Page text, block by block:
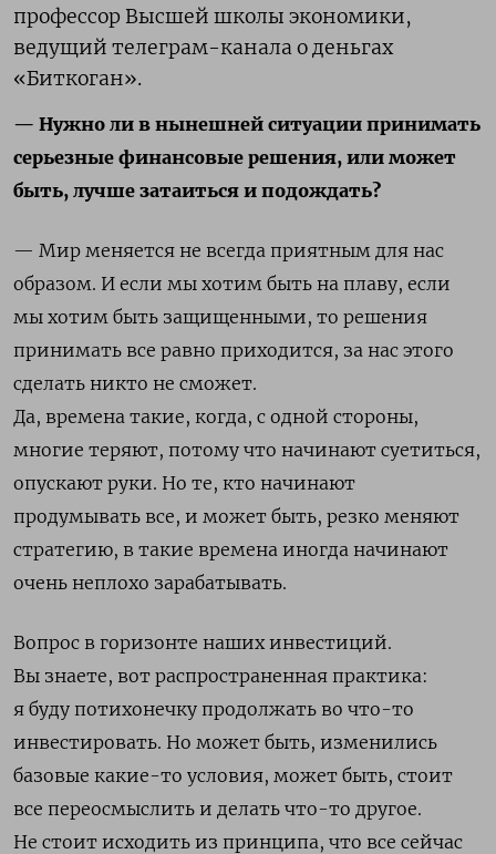
профессор Высшей школы экономики,
ведущий телеграм-канала о деньгах
«Биткоган».
— Нужно ли в нынешней ситуации принимать
серьезные финансовые решения, или может
быть, лучше затаиться и подождать?
— Мир меняется не всегда приятным для нас
образом. И если мы хотим быть на плаву, если
мы хотим быть защищенными, то решения
принимать все равно приходится, за нас этого
сделать никто не сможет.
Да, времена такие, когда, с одной стороны,
многие теряют, потому что начинают суетиться,
опускают руки. Но те, кто начинают
продумывать все, и может быть, резко меняют
стратегию, в такие времена иногда начинают
очень неплохо зарабатывать.
Вопрос в горизонте наших инвестиций.
Вы знаете, вот распространенная практика:
я буду потихонечку продолжать во что-то
инвестировать. Но может быть, изменились
базовые какие-то условия, может быть, стоит
все переосмыслить и делать что-то другое.
Не стоит исходить из принципа, что все сейчас